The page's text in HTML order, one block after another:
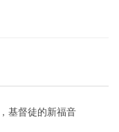
基督徒的新福音